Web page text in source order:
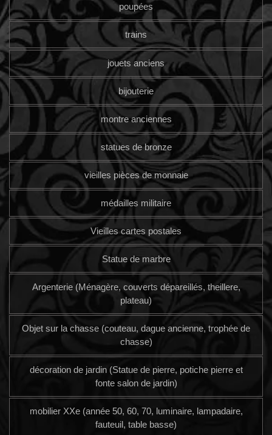
poupées
trains
jouets anciens
bijouterie
montre anciennes
statues de bronze
vieilles pièces de monnaie
médailles militaire
Vieilles cartes postales
Statue de marbre
Argenterie (Ménagère, couverts dépareillés, theillere,
plateau)
Objet sur la chasse (couteau, dague ancienne, trophée de
chasse)
décoration de jardin (Statue de pierre, potiche pierre et
fonte salon de jardin)
mobilier XXe (année 50, 60, 70, luminaire, lampadaire,
fauteuil, table basse)